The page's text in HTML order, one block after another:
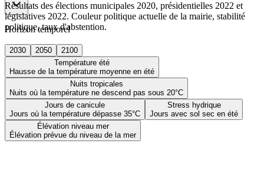
Horizon temporel
2030 2050
2100
Température été
Hausse de la température moyenne en été
Nuits tropicales
Nuits où la température ne descend pas sous 20°C
Jours de canicule
Jours où la température dépasse 35°C
Stress hydrique
Jours avec sol sec en été
Élévation niveau mer
Élévation prévue du niveau de la mer
Résultats des élections municipales 2020, présidentielles 2022 et
législatives 2022. Couleur politique actuelle de la mairie, stabilité
politique, taux d'abstention.